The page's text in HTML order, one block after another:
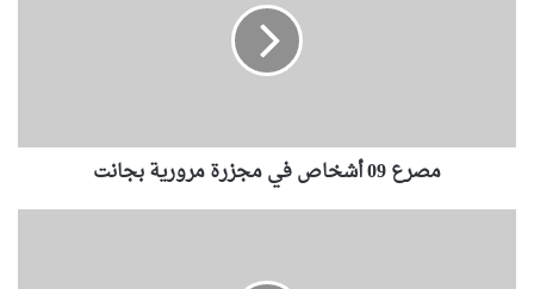
خ
مصرع 09 أشخاص في مجزرة مرورية بجانت